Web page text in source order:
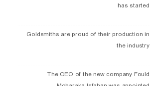
has started
Goldsmiths are proud of their production in
the industry
The CEO of the new company Fould